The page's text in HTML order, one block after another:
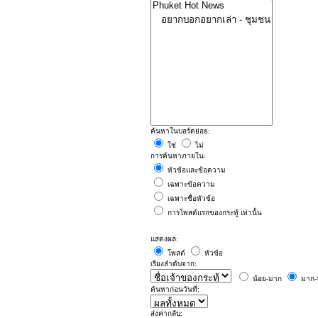
ค้นหาในบอร์ดย่อย:
ใช่
ไม่
การค้นหาภายใน:
หัวข้อและข้อความ
เฉพาะข้อความ
เฉพาะชื่อหัวข้อ
การโพสต์แรกของกระทู้ เท่านั้น
แสดงผล:
โพสต์
หัวข้อ
เรียงลำดับจาก:
น้อย-มาก
มาก
ค้นหาก่อนวันที่:
ส่งค่ากลับ: